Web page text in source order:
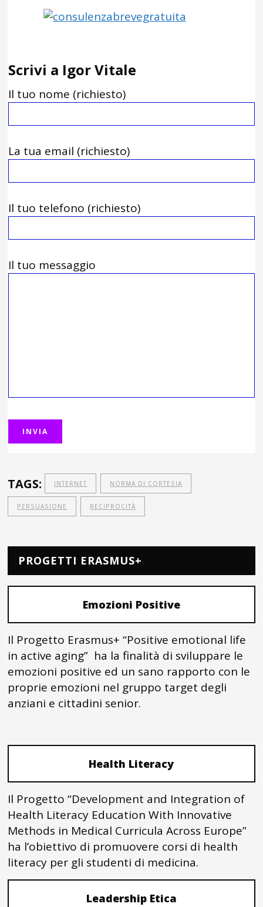
Scrivi a Igor Vitale
Il tuo nome (richiesto)
La tua email (richiesto)
Il tuo telefono (richiesto)
Il tuo messaggio
TAGS: INTERNET NORMA DI CORTESIA
PERSUASIONE RECIPROCITÀ
PROGETTI ERASMUS+
Emozioni Positive
Il Progetto Erasmus+ “Positive emotional life
in active aging” ha la finalità di sviluppare le
emozioni positive ed un sano rapporto con le
proprie emozioni nel gruppo target degli
anziani e cittadini senior.
Health Literacy
Il Progetto “Development and Integration of
Health Literacy Education With Innovative
Methods in Medical Curricula Across Europe”
ha l’obiettivo di promuovere corsi di health
literacy per gli studenti di medicina.
Leadership Etica